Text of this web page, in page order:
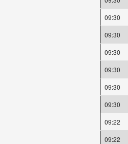
09:30
09:30
09:30
09:30
09:30
09:30
09:22
09:22